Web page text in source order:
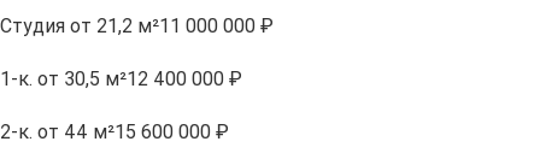
Студия от 21,2 м²11 000 000 ₽
1-к. от 30,5 м²12 400 000 ₽
2-к. от 44 м²15 600 000 ₽